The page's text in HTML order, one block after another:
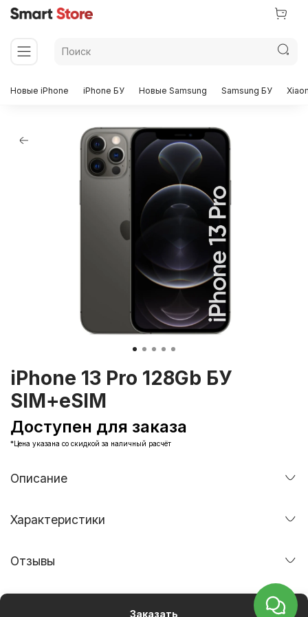
Новые iPhone iPhone БУ Новые Samsung Samsung БУ
iPhone 13 Pro 128Gb БУ
SIM+eSIM
Доступен для заказа
*Цена указана со скидкой за наличный расчёт
Заказать
Описание
Характеристики
Отзывы